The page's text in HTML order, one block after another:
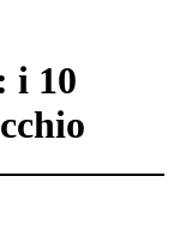
i 10